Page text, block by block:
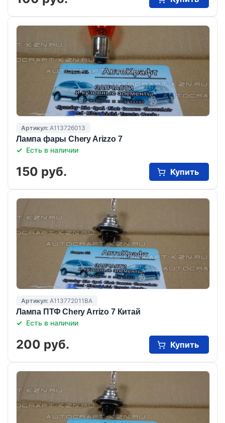
Артикул: A113726013
Лампа фары Chery Arizzo 7
Есть в наличии
150 руб. Купить
Артикул: A113772011BA
Лампа ПТФ Chery Arrizo 7 Китай
Есть в наличии
200 руб. Купить